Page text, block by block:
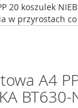
20 koszulek
w przyrostach co
A4
BT630-